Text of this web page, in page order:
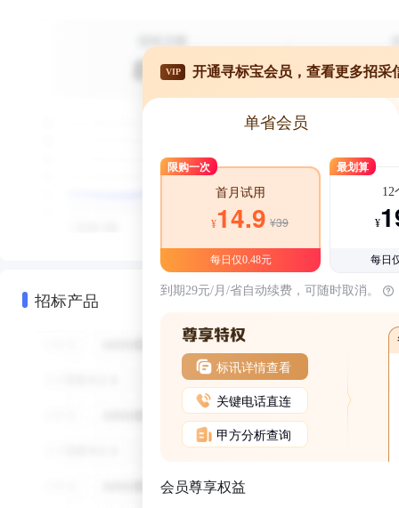
招标产品
VIP 开通寻标宝会员，查看更多招采
单省会员
限购一次
首月试用
¥14.9 ¥39
每日仅0.48元
最划算
12
¥
每日
到期29元/月/省自动续费，可随时取消。
标讯详情查看
关键电话直连
甲方分析查询
会员尊享权益